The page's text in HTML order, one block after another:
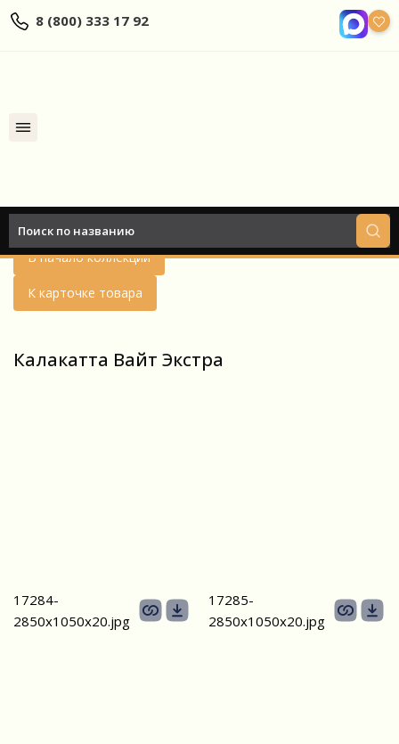
8 (800) 333 17 92
Назад
В начало коллекции
К карточке товара
Калакатта Вайт Экстра
17284-
2850х1050х20.jpg
17285-
2850х1050х20.jpg